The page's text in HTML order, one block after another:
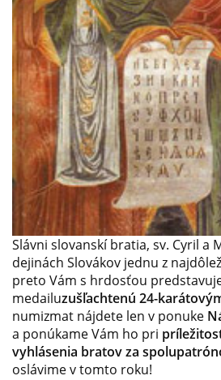
Slávni slovanskí bratia, sv. Cyril a
dejinách Slovákov jednu z
preto Vám s hrdosťou
medailuzušľachtenú 24-
numizmat nájdete len v ponuke
a ponúkame Vám ho pri
vyhlásenia bratov za
oslávime v tomto roku!